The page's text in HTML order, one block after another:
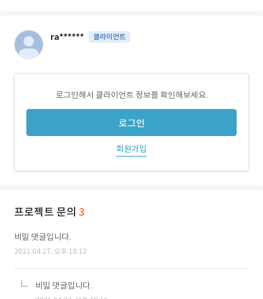
ra****** 클라이언트
로그인해서 클라이언트 정보를 확인해보세요.
로그인
회원가입
프로젝트 문의 3
비밀 댓글입니다.
2021.04.27. 오후 18:12
비밀 댓글입니다.